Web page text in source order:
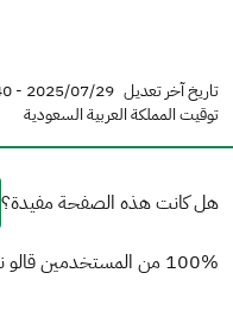
تاريخ آخر تعديل 2025/07/29 - 11:40 ص
توقيت المملكة العربية السعودية
هل كانت هذه الصفحة مفيدة؟
100% من المستخدمين قالو نعم من 1 تعليقا.